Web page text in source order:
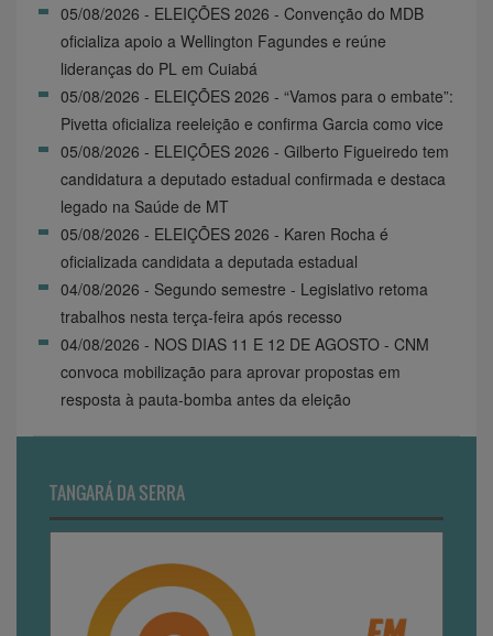
05/08/2026 - ELEIÇÕES 2026 - Convenção do MDB
oficializa apoio a Wellington Fagundes e reúne
lideranças do PL em Cuiabá
05/08/2026 - ELEIÇÕES 2026 - “Vamos para o embate”:
Pivetta oficializa reeleição e confirma Garcia como vice
05/08/2026 - ELEIÇÕES 2026 - Gilberto Figueiredo tem
candidatura a deputado estadual confirmada e destaca
legado na Saúde de MT
05/08/2026 - ELEIÇÕES 2026 - Karen Rocha é
oficializada candidata a deputada estadual
04/08/2026 - Segundo semestre - Legislativo retoma
trabalhos nesta terça-feira após recesso
04/08/2026 - NOS DIAS 11 E 12 DE AGOSTO - CNM
convoca mobilização para aprovar propostas em
resposta à pauta-bomba antes da eleição
TANGARÁ DA SERRA